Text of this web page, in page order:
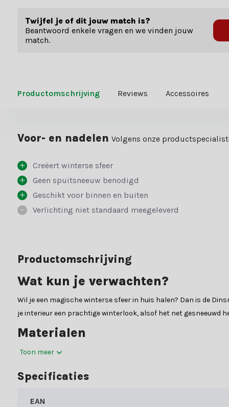
Twijfel je of dit jouw match is?
Beantwoord enkele vragen en we vinden jouw
match.
Productomschrijving Reviews Accessoires
Voor- en nadelen Volgens onze
Creëert winterse sfeer
Geen spuitsneeuw benodigd
Geschikt voor binnen en buiten
Verlichting niet standaard meegeleverd
Productomschrijving
Wat kun je verwachten?
Wil je een magische winterse sfeer in huis halen? Dan is de
je interieur een prachtige winterlook, alsof het net gesneeuwd
Materialen
Onze guirlandes met verlichting van Black Box zijn in
PVC:Guirlandes van PVC hebben zachtere naalden en
volle uitstraling.
Toon meer
Specificaties
EAN